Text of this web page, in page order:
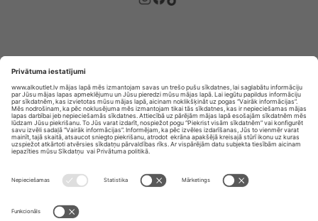
Privātuma Iestatījumi
E-veikala lietošanas noteikumi